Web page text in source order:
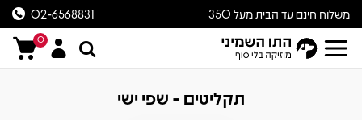
משלוח חינם עד הבית מעל 350
ש״ח
02-6568831
0
תקליטים - שפי ישי